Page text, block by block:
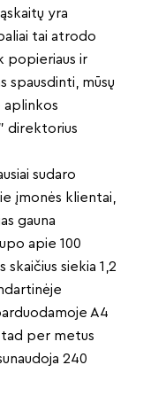
yra
tai atrodo
popieriaus ir
spausdinti, mūsų
aplinkos
direktorius
sudaro
įmonės klientai,
gauna
apie 100
siekia 1,2
A4
per metus
240